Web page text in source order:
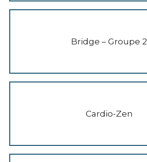
Bridge – Groupe 2
Cardio-Zen